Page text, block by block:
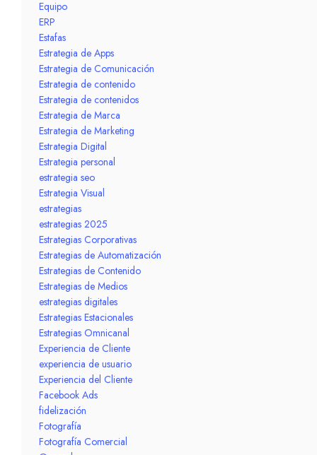
Equipo
ERP
Estafas
Estrategia de Apps
Estrategia de Comunicación
Estrategia de contenido
Estrategia de contenidos
Estrategia de Marca
Estrategia de Marketing
Estrategia Digital
Estrategia personal
estrategia seo
Estrategia Visual
estrategias
estrategias 2025
Estrategias Corporativas
Estrategias de Automatización
Estrategias de Contenido
Estrategias de Medios
estrategias digitales
Estrategias Estacionales
Estrategias Omnicanal
Experiencia de Cliente
experiencia de usuario
Experiencia del Cliente
Facebook Ads
fidelización
Fotografía
Fotografía Comercial